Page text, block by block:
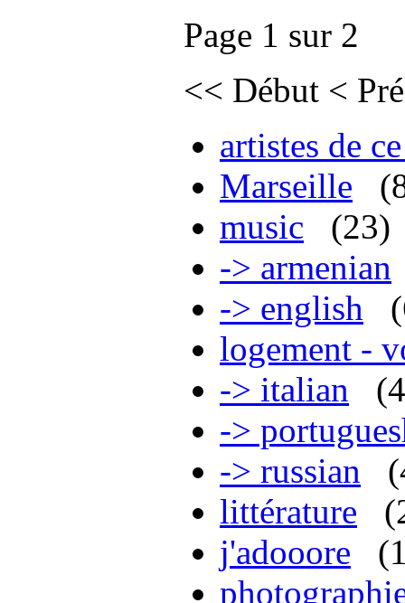
Page 1 sur 2
<< Début <
artistes de
Marseille
music
(23)
-> armenian
-> english
logement -
-> italian
->
-> russian
littérature
j'adooore